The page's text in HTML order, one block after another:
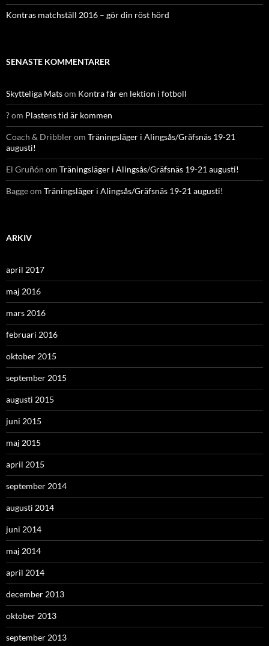
Kontras matchställ 2016 – gör din röst hörd
SENASTE KOMMENTARER
Skytteliga Matsom Kontra får en lektion i fotboll
?om Plastens tid är kommen
Coach & Dribblerom Träningsläger i Alingsås/Gräfsnäs 19-21
augusti!
El Gruñón om Träningsläger i Alingsås/Gräfsnäs 19-21 augusti!
Baggeom Träningsläger i Alingsås/Gräfsnäs 19-21 augusti!
ARKIV
april 2017
maj 2016
mars 2016
februari 2016
oktober 2015
september 2015
augusti 2015
juni 2015
maj 2015
april 2015
september 2014
augusti 2014
juni 2014
maj 2014
april 2014
december 2013
oktober 2013
september 2013